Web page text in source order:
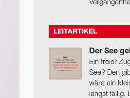
LEITARTIKEL
Der See
Ein freier
See? Den
wäre ein
längst fällig.